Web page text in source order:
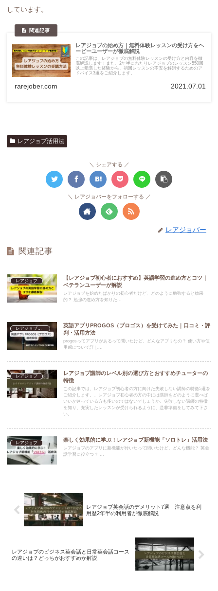
しています。
レアジョブの始め方｜無料体験レッスンの受け方をヘ
ービーユーザーが徹底解説
この記事は、レアジョブの無料体験レッスンの受け方と内容を徹
底解説します！また、2年半にわたりレアジョブのレッスン550回
以上受講した経験から、初回レッスンの不安を解消するためのア
ドバイス3選をご紹介します。
rarejober.com 2021.07.01
レアジョブ活用法
シェアする
レアジョバーをフォローする
レアジョバー
関連記事
レアジョブ
【レアジョブ初心者におすすめ】英語学習の進め方とコツ｜
ベテランユーザーが解説
レアジョブを始めたばかりの初心者だけど、どのように勉強すると効果
的？ 勉強の進め方を知りた...
英語アプリPROGOS（プロゴス）を受けてみた｜口コミ・評
判・活用方法
progosってアプリがあるって聞いたけど、どんなアプリなの？ 使い方や使
用感について詳し...
レアジョブ
レアジョブ講師のレベル別の選び方とおすすめチューターの
特徴
この記事では、レアジョブ初心者の方に向けた失敗しない講師の特徴5選を
ご紹介します。、レアジョブ初心者の方の中には講師をどのように選べば
いいか迷っている方も多いのではないでしょうか。失敗しない講師の特徴
を知り、充実したレッスンが受けられるように、是非準備をしてみて下さ
い。
レアジョブ
楽しく効果的に学ぶ！レアジョブ新機能「ソロトレ」活用法
レアジョブのアプリに新機能が付いたって聞いたけど、どんな機能？ 英会
話学習に役立つ？ ...
レアジョブ英会話のデメリット7選｜注意点を利
用歴2年半の利用者が徹底解説
レアジョブのビジネス英会話と日常英会話コース
の違いは？どっちがおすすめか解説